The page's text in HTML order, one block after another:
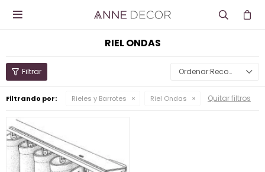

RIEL ONDAS
Recomendados
Filtrando por: Rieles y Barrotes Riel Ondas Quitar filtros